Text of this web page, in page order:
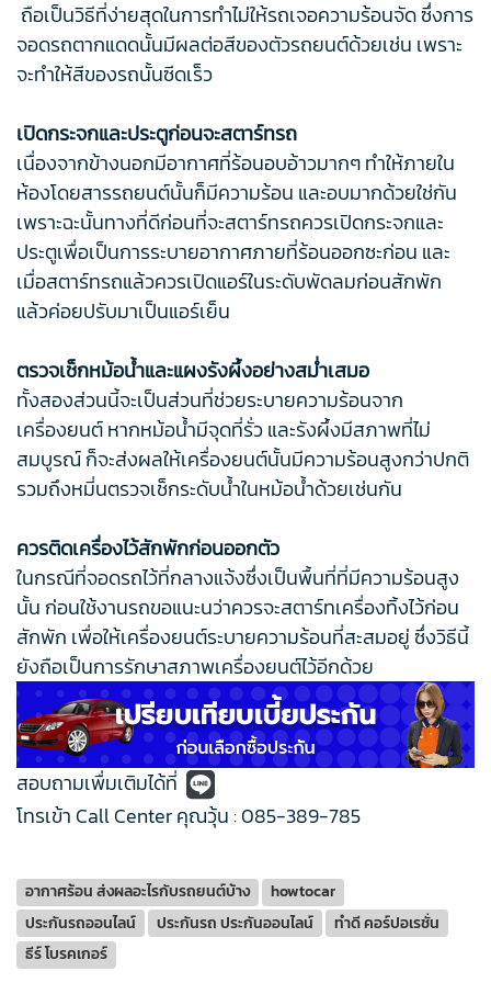
ถือเป็นวิธีที่ง่ายสุดในการทำไม่ให้รถเจอความร้อนจัด ซึ่งการ
จอดรถตากแดดนั้นมีผลต่อสีของตัวรถยนต์ด้วยเช่น เพราะ
จะทำให้สีของรถนั้นซีดเร็ว
เปิดกระจกและประตูก่อนจะสตาร์ทรถ
เนื่องจากข้างนอกมีอากาศที่ร้อนอบอ้าวมากๆ ทำให้ภายใน
ห้องโดยสารรถยนต์นั้นก็มีความร้อน และอบมากด้วยใช่กัน
เพราะฉะนั้นทางที่ดีก่อนที่จะสตาร์ทรถควรเปิดกระจกและ
ประตูเพื่อเป็นการระบายอากาศภายที่ร้อนออกซะก่อน และ
เมื่อสตาร์ทรถแล้วควรเปิดแอร์ในระดับพัดลมก่อนสักพัก
แล้วค่อยปรับมาเป็นแอร์เย็น
ตรวจเช็กหม้อน้ำและแผงรังผึ้งอย่างสม่ำเสมอ
ทั้งสองส่วนนี้จะเป็นส่วนที่ช่วยระบายความร้อนจาก
เครื่องยนต์ หากหม้อน้ำมีจุดที่รั่ว และรังผึ้งมีสภาพที่ไม่
สมบูรณ์ ก็จะส่งผลให้เครื่องยนต์นั้นมีความร้อนสูงกว่าปกติ
รวมถึงหมี่นตรวจเช็กระดับน้ำในหม้อน้ำด้วยเช่นกัน
ควรติดเครื่องไว้สักพักก่อนออกตัว
ในกรณีที่จอดรถไว้ที่กลางแจ้งซึ่งเป็นพื้นที่ที่มีความร้อนสูง
นั้น ก่อนใช้งานรถขอแนะนว่าควรจะสตาร์ทเครื่องทิ้งไว้ก่อน
สักพัก เพื่อให้เครื่องยนต์ระบายความร้อนที่สะสมอยู่ ซึ่งวิธีนี้
ยังถือเป็นการรักษาสภาพเครื่องยนต์ไว้อีกด้วย
สอบถามเพื่มเติมได้ที่
โทรเข้า Call Center คุณวุ้น : 085-389-785
อากาศร้อน ส่งผลอะไรกับรถยนต์บ้าง
howtocar
ประกันรถออนไลน์
ประกันรถ ประกันออนไลน์
ทำดี คอร์ปอเรชั่น
ธีร์ โบรคเกอร์